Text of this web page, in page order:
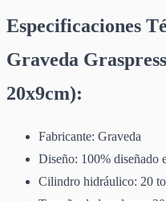
Especificaciones
Graveda
20x9cm):
Fabricante: Graveda
Diseño: 100% diseñado
Cilindro hidráulico: 20